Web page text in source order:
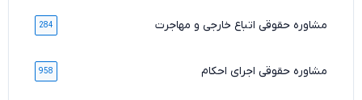
مشاوره حقوقی اتباع خارجی و مهاجرت 284
مشاوره حقوقی اجرای احکام 958